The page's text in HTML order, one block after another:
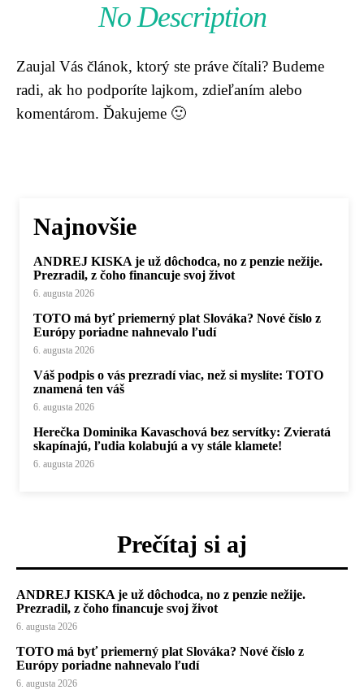
No Description
Zaujal Vás článok, ktorý ste práve čítali? Budeme
radi, ak ho podporíte lajkom, zdieľaním alebo
komentárom. Ďakujeme 🙂
Najnovšie
ANDREJ KISKA je už dôchodca, no z penzie nežije.
Prezradil, z čoho financuje svoj život
6. augusta 2026
TOTO má byť priemerný plat Slováka? Nové číslo z
Európy poriadne nahnevalo ľudí
6. augusta 2026
Váš podpis o vás prezradí viac, než si myslíte: TOTO
znamená ten váš
6. augusta 2026
Herečka Dominika Kavaschová bez servítky: Zvieratá
skapínajú, ľudia kolabujú a vy stále klamete!
6. augusta 2026
Prečítaj si aj
ANDREJ KISKA je už dôchodca, no z penzie nežije.
Prezradil, z čoho financuje svoj život
6. augusta 2026
TOTO má byť priemerný plat Slováka? Nové číslo z
Európy poriadne nahnevalo ľudí
6. augusta 2026